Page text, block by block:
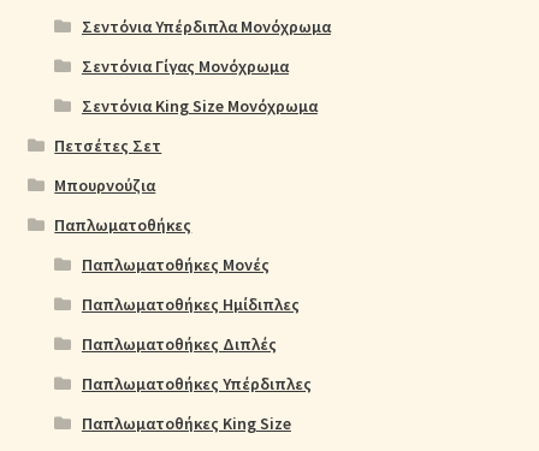
Σεντόνια Υπέρδιπλα Μονόχρωμα
Σεντόνια Γίγας Μονόχρωμα
Σεντόνια King Size Μονόχρωμα
Πετσέτες Σετ
Μπουρνούζια
Παπλωματοθήκες
Παπλωματοθήκες Μονές
Παπλωματοθήκες Ημίδιπλες
Παπλωματοθήκες Διπλές
Παπλωματοθήκες Υπέρδιπλες
Παπλωματοθήκες King Size